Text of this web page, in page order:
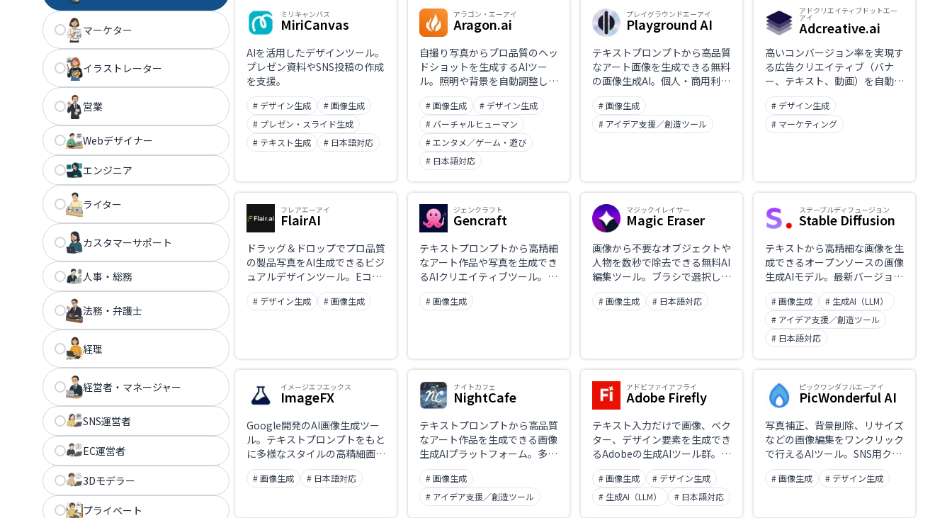
マーケター
イラストレーター
営業
Webデザイナー
エンジニア
ライター
カスタマーサポート
人事・総務
法務・弁護士
経理
経営者・マネージャー
SNS運営者
EC運営者
3Dモデラー
プライベート
ミリキャンバス
MiriCanvas
AIを活用したデザインツール。
プレゼン資料やSNS投稿の作成
を支援。
# デザイン生成
# 画像生成
# プレゼン・スライド生成
# テキスト生成
# 日本語対応
アラゴン・エーアイ
Aragon.ai
自撮り写真からプロ品質のヘッ
ドショットを生成するAIツー
ル。照明や背景を自動調整し、
LinkedInなどのプロフィール
写真に最適。
# 画像生成
# デザイン生成
# バーチャルヒューマン
# エンタメ／ゲーム・遊び
# 日本語対応
プレイグラウンドエーアイ
Playground AI
テキストプロンプトから高品質
なアート画像を生成できる無料
の画像生成AI。個人・商用利用
も可能で、カスタマイズ性が高
い。
# 画像生成
# アイデア支援／創造ツール
アドクリエイティブドットエー
アイ
Adcreative.ai
高いコンバージョン率を実現す
る広告クリエイティブ（バナ
ー、テキスト、動画）を自動生
成できるプラットフォーム。競
合分析やコンプライアンスチェ
ック機能も搭載し、広告運用を
総合的に支援。
# デザイン生成
# マーケティング
フレアエーアイ
FlairAI
ドラッグ＆ドロップでプロ品質
の製品写真をAI生成できるビジ
ュアルデザインツール。Eコマ
ースや広告向けに高速・直感的
な撮影スタジオ代替を提供。
# デザイン生成 # 画像生成
ジェンクラフト
Gencraft
テキストプロンプトから高精細
なアート作品や写真を生成でき
るAIクリエイティブツール。フ
ァンタジー、リアル、アニメな
ど多様なスタイルに対応。
# 画像生成
マジックイレイサー
Magic Eraser
画像から不要なオブジェクトや
人物を数秒で除去できる無料AI
編集ツール。ブラシで選択して
ワンクリックで消去、商用利用
にも対応。
# 画像生成 # 日本語対応
ステーブルディフュージョン
Stable Diffusion
テキストから高精細な画像を生
成できるオープンソースの画像
生成AIモデル。最新バージョン
では日本語入力にも対応し、多
様なスタイルのビジュアルコン
テンツ制作が可能。
# 画像生成
# 生成AI（LLM）
# アイデア支援／創造ツール
# 日本語対応
イメージエフエックス
ImageFX
Google開発のAI画像生成ツー
ル。テキストプロンプトをもと
に多様なスタイルの高精細画像
を生成でき、直感的な操作でク
リエイティブ表現をサポート。
# 画像生成 # 日本語対応
ナイトカフェ
NightCafe
テキストプロンプトから高品質
なアート作品を生成できる画像
生成AIプラットフォーム。多様
なスタイルやモデルを選択で
き、クレジット制で誰でも手軽
にクリエイティブ制作が可能。
# 画像生成
# アイデア支援／創造ツール
アドビファイアフライ
Adobe Firefly
テキスト入力だけで画像、ベク
ター、デザイン要素を生成でき
るAdobeの生成AIツール群。
PhotoshopやIllustratorなど
との連携も可能で、商用利用に
も対応。
# 画像生成
# デザイン生成
# 生成AI（LLM）
# 日本語対応
ピックワンダフルエーアイ
PicWonderful AI
写真補正、背景削除、リサイズ
などの画像編集をワンクリック
で行えるAIツール。SNS用クリ
エイティブやEC商品画像制作
に最適。
# 画像生成 # デザイン生成